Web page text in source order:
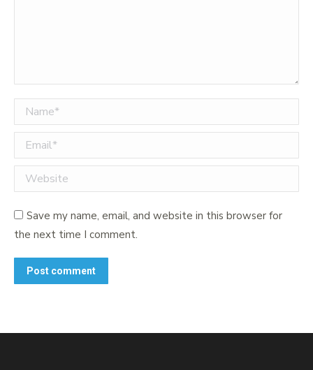
Name *
Email *
Website
Save my name, email, and website in this browser for
the next time I comment.
Post comment